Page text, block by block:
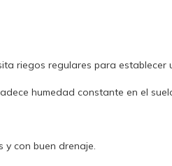
riegos regulares para establecer
humedad constante en el
y con buen drenaje.